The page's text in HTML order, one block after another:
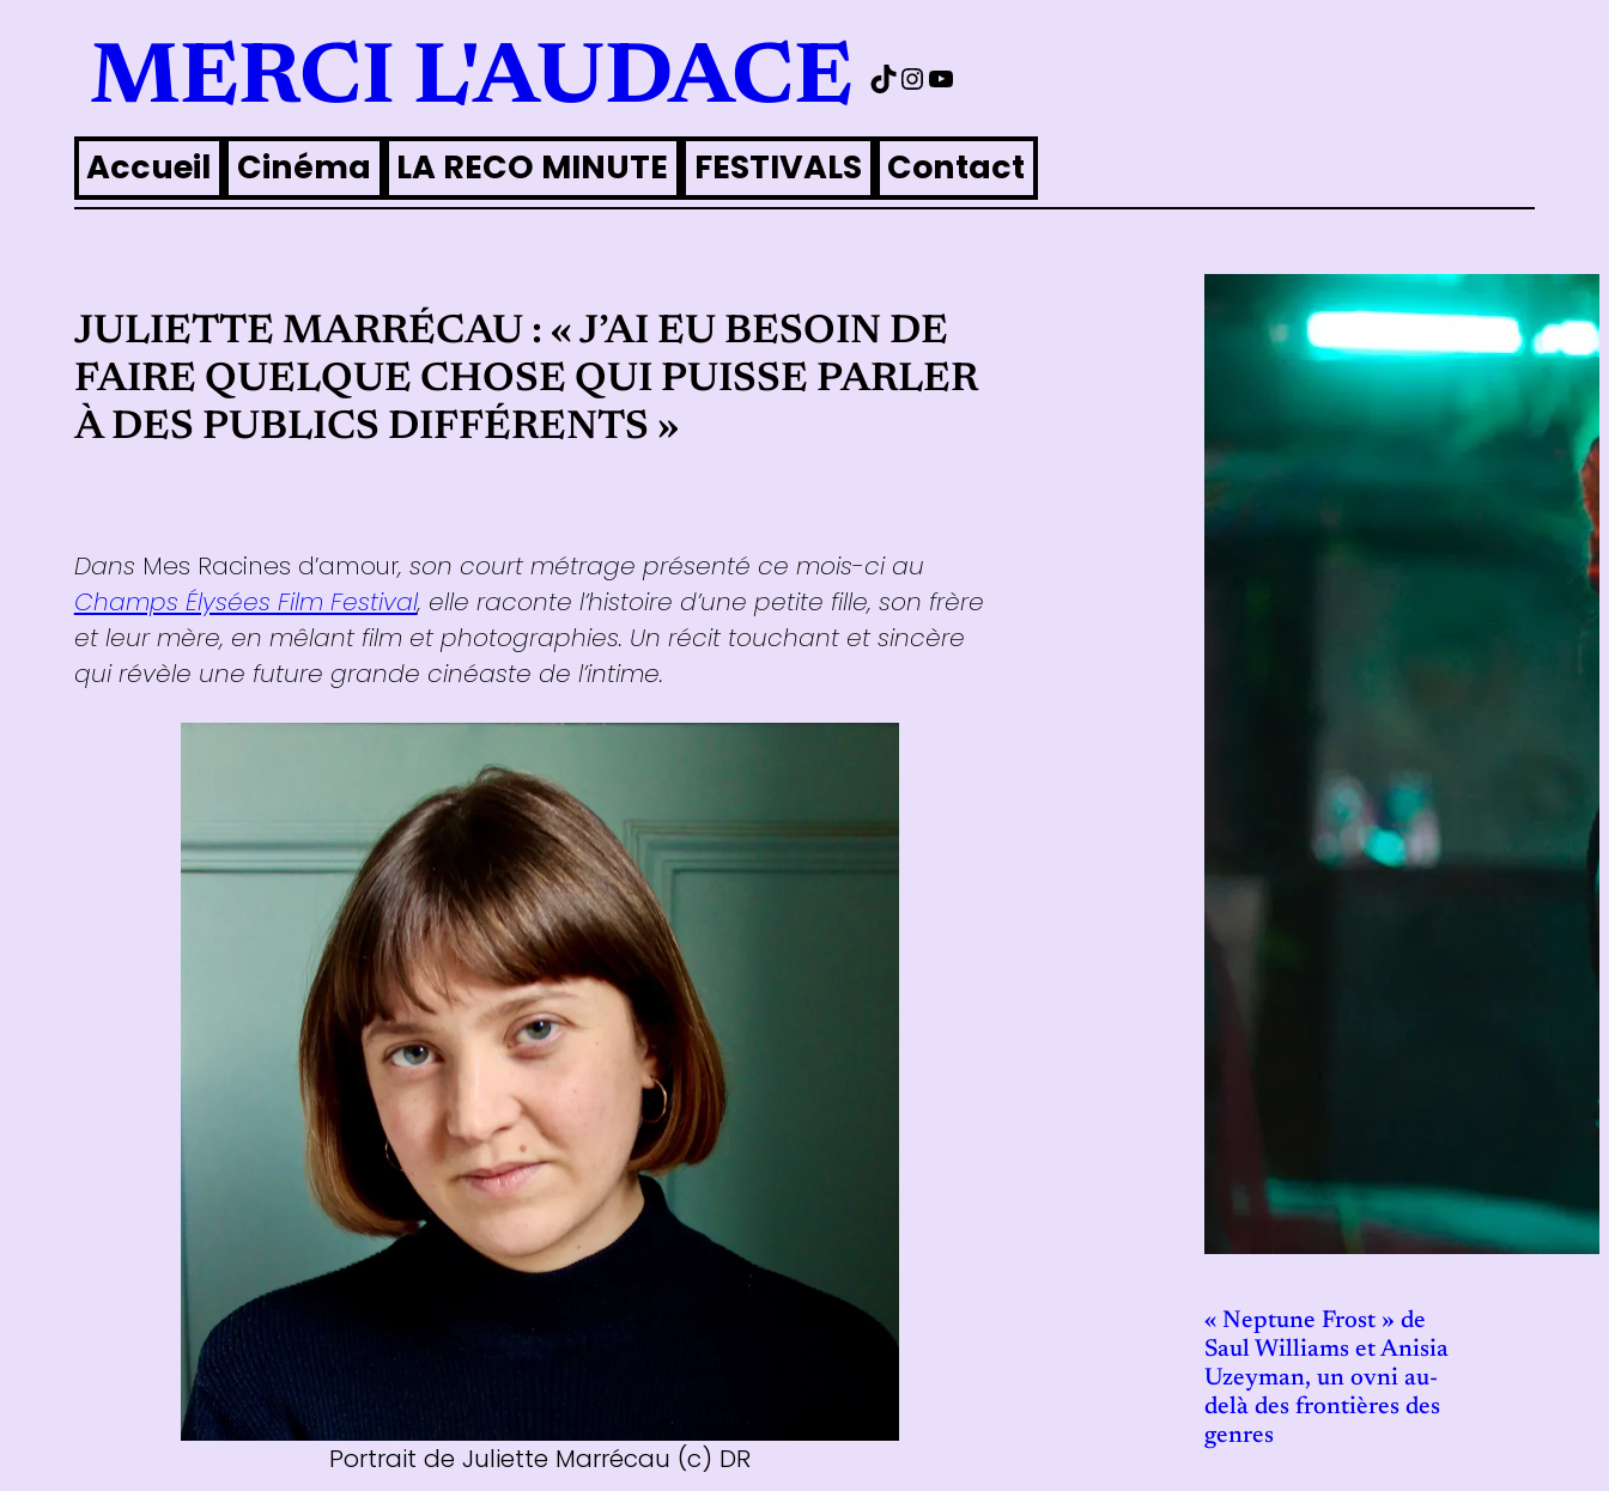
contenu
MERCI L'AUDACE TikTok
Instagram
YouTube
Accueil Cinéma LA RECO MINUTE FESTIVALS Contact
JULIETTE MARRÉCAU : « J’AI EU BESOIN DE
FAIRE QUELQUE CHOSE QUI PUISSE PARLER
À DES PUBLICS DIFFÉRENTS »
Dans Mes Racines d’amour, son court métrage présenté ce mois-ci au
Champs Élysées Film Festival, elle raconte l’histoire d’une petite fille, son frère
et leur mère, en mêlant film et photographies. Un récit touchant et sincère
qui révèle une future grande cinéaste de l’intime.
Portrait de Juliette Marrécau (c) DR
« Neptune Frost » de
Saul Williams et Anisia
Uzeyman, un ovni au-
delà des frontières des
genres